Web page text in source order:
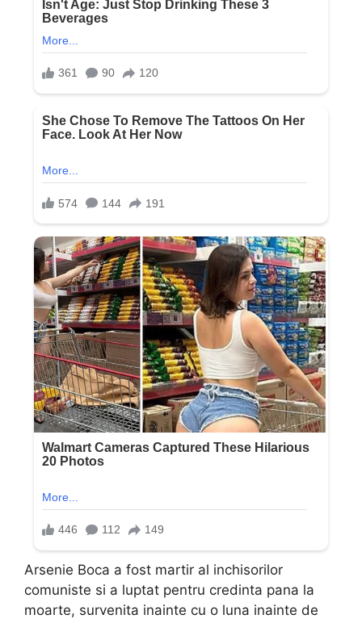
Arsenie Boca a fost martir al inchisorilor
comuniste si a luptat pentru credinta pana la
moarte, survenita inainte cu o luna inainte de